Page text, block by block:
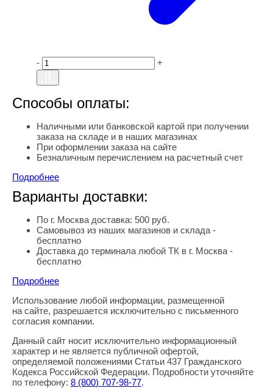
- +
Способы оплаты:
Наличными или банковской картой при получении
заказа на складе и в наших магазинах
При оформлении заказа на сайте
Безналичным перечислением на расчетный счет
Подробнее
Варианты доставки:
По г. Москва доставка: 500 руб.
Самовывоз из наших магазинов и склада -
бесплатно
Доставка до терминала любой ТК в г. Москва -
бесплатно
Подробнее
Правовая информация
Использование любой информации, размещенной
на сайте, разрешается исключительно с письменного
согласия компании.
Данный сайт носит исключительно информационный
характер и не является публичной офертой,
определяемой положениями Статьи 437 Гражданского
Кодекса Российской Федерации. Подробности уточняйте
по телефону: 8 (800) 707-98-77.